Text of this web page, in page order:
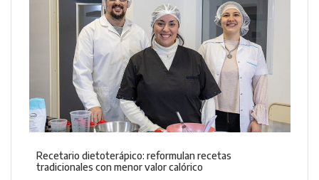
Recetario dietoterápico: reformulan recetas
tradicionales con menor valor calórico